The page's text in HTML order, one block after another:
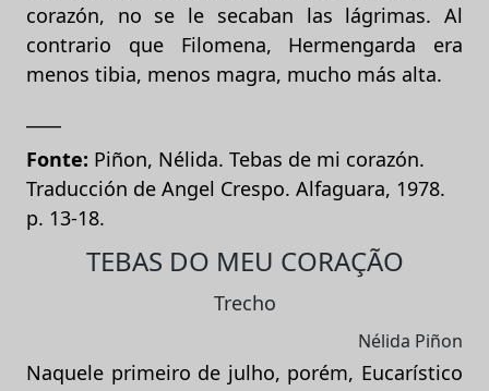
corazón, no se le secaban las lágrimas. Al
contrario que Filomena, Hermengarda era
menos tibia, menos magra, mucho más alta.
Fonte: Piñon, Nélida. Tebas de mi corazón.
Traducción de Angel Crespo. Alfaguara, 1978.
p. 13-18.
TEBAS DO MEU CORAÇÃO
Trecho
Nélida Piñon
Naquele primeiro de julho, porém, Eucarístico